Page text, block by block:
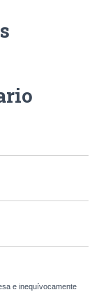
e inequívocamente